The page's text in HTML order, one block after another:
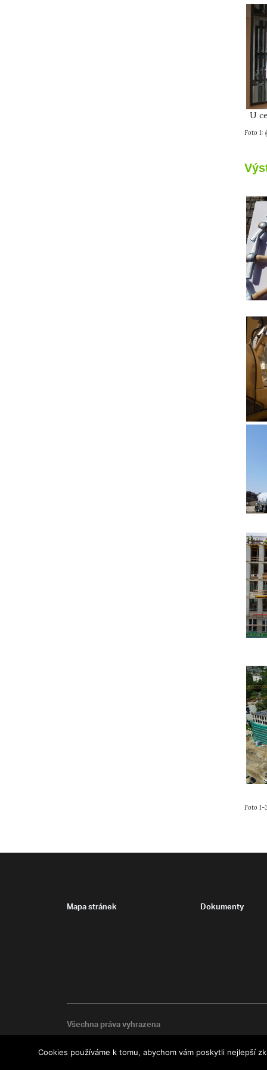
U
Foto 1:
Foto 1-
Mapa stránek Dokumenty
Všechna práva vyhrazena
Cookies používáme k tomu, abychom vám poskytli nejlepší